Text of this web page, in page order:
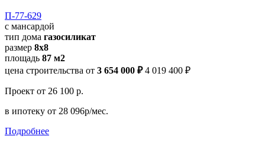
П-77-629
с мансардой
тип дома газосиликат
размер 8x8
площадь 87 м2
цена строительства от 3 654 000 ₽ 4 019 400 ₽
Проект от 26 100 р.
в ипотеку от 28 096р/мес.
Подробнее